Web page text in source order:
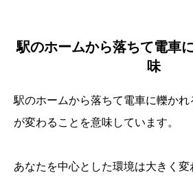
駅のホームから落ちて電車
味
駅のホームから落ちて電車に轢か
が変わることを意味しています。
あなたを中心とした環境は大きく変